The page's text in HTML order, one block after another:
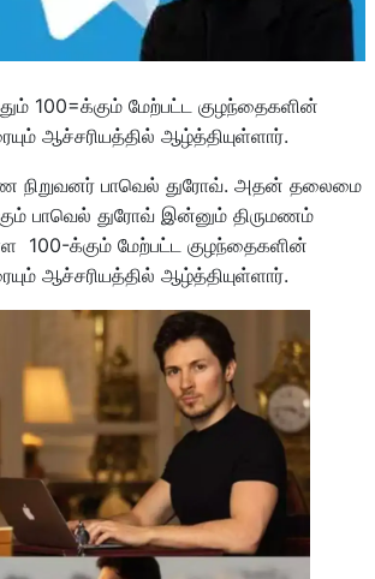
100=க்கும் மேற்பட்ட குழந்தைகளின்
ஆச்சரியத்தில் ஆழ்த்தியுள்ளார்.
நிறுவனர் பாவெல் துரோவ். அதன் தலைமை
பாவெல் துரோவ் இன்னும் திருமணம்
100-க்கும் மேற்பட்ட குழந்தைகளின்
ஆச்சரியத்தில் ஆழ்த்தியுள்ளார்.